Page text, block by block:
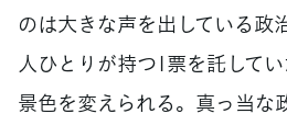
のは大きな声を出している政
人ひとりが持つ1票を託して
景色を変えられる。真っ当な